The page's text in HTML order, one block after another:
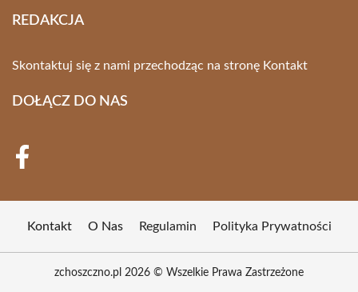
REDAKCJA
Skontaktuj się z nami przechodząc na stronę Kontakt
DOŁĄCZ DO NAS
Kontakt O Nas Regulamin Polityka Prywatności
zchoszczno.pl 2026 © Wszelkie Prawa Zastrzeżone